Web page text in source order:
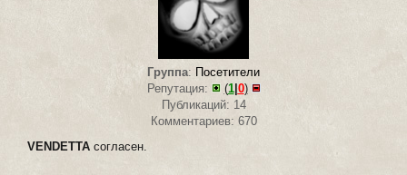
Группа: Посетители
Репутация:
(1| 0)
Публикаций: 14
Комментариев: 670
VENDETTA согласен.